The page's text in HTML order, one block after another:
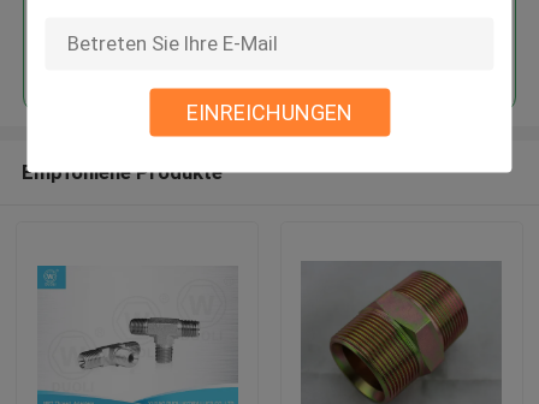
EINREICHUNGEN
Fortsetzen
Empfohlene Produkte